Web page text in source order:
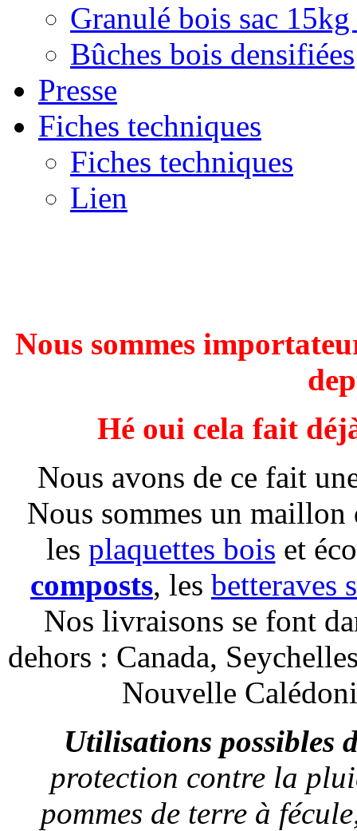
Granulé bois sac
Bûches bois densifiées
Presse
Fiches techniques
Fiches techniques
Lien
Nous sommes
Hé oui cela fait
Nous avons de ce fait
Nous sommes un
les plaquettes bois et
composts, les betteraves
Nos livraisons se font
dehors : Canada,
Nouvelle
Utilisations possibles
protection contre la
pommes de terre à